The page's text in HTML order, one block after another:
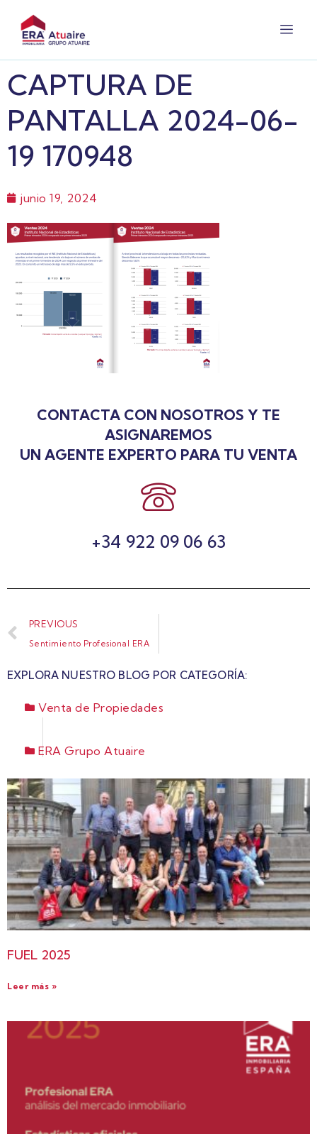
CAPTURA DE
PANTALLA 2024-06-
19 170948
junio 19, 2024
CONTACTA CON NOSOTROS Y TE
ASIGNAREMOS
UN AGENTE EXPERTO PARA TU VENTA
+34 922 09 06 63
PREVIOUS
Sentimiento Profesional ERA
EXPLORA NUESTRO BLOG POR CATEGORÍA:
Venta de Propiedades
ERA Grupo Atuaire
FUEL 2025
Leer más »